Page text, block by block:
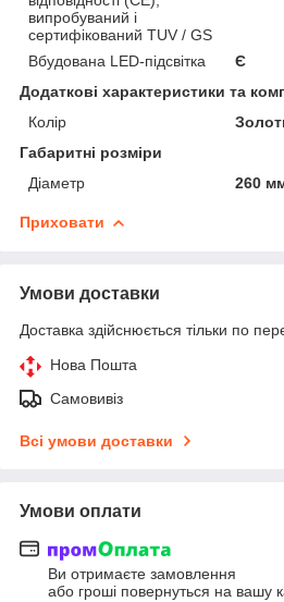
випробуваний і
сертифікований TUV / GS
Вбудована LED-підсвітка
Є
Додаткові характеристики та
Колір
Габаритні розміри
Діаметр
260
Приховати
Умови доставки
Доставка здійснюється тільки по
Нова Пошта
Самовивіз
Всі умови доставки
Умови оплати
Ви отримаєте замовлення
або гроші повернуться на вашу